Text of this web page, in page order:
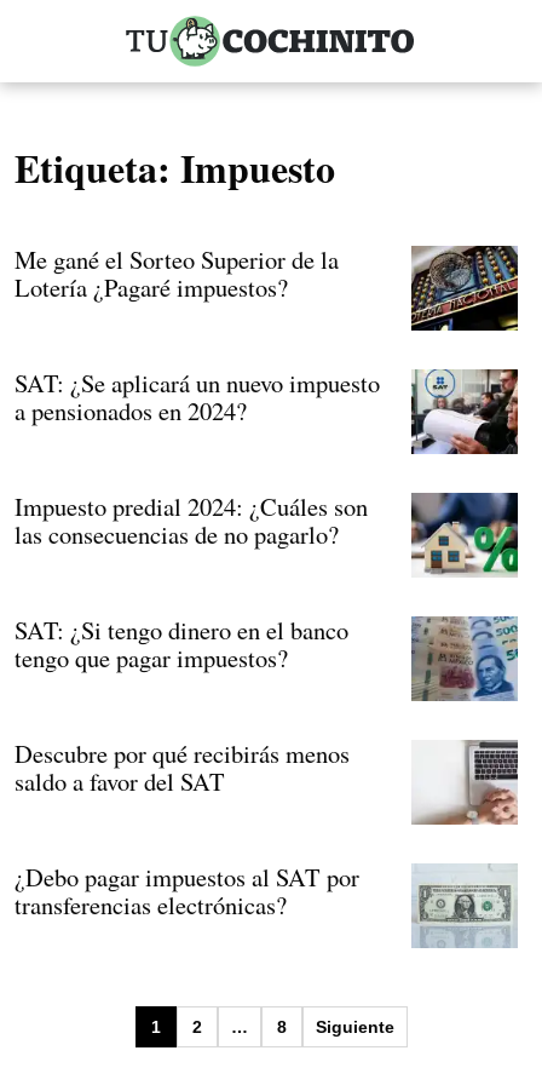
Etiqueta: Impuesto
Me gané el Sorteo Superior de la
Lotería ¿Pagaré impuestos?
SAT: ¿Se aplicará un nuevo impuesto
a pensionados en 2024?
Impuesto predial 2024: ¿Cuáles son
las consecuencias de no pagarlo?
SAT: ¿Si tengo dinero en el banco
tengo que pagar impuestos?
Descubre por qué recibirás menos
saldo a favor del SAT
¿Debo pagar impuestos al SAT por
transferencias electrónicas?
1 2 … 8 Siguiente